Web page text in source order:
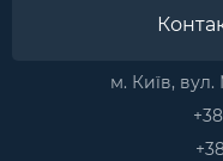
м. Київ,